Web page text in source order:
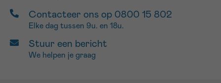
Contacteer ons op 0800 15 802
Elke dag tussen 9u. en 18u.
Stuur een bericht
We helpen je graag